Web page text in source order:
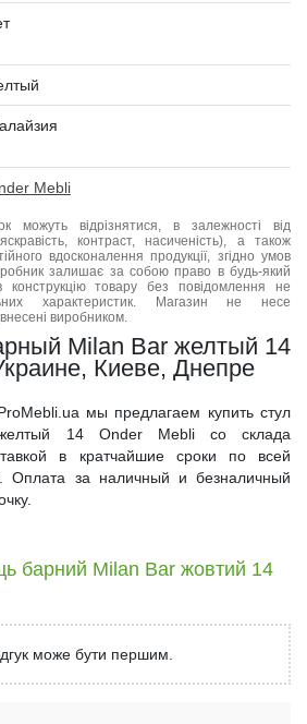
Mebli
можуть відрізнятися, в залежності від
контраст, насиченість), а також
вдосконалення продукції, згідно умов
залишає за собою право в будь-який
товару без повідомлення не
характеристик. Магазин не несе
внесені виробником.
Milan Bar желтый 14
Киеве, Днепре
мы предлагаем купить стул
14 Onder Mebli со склада
в кратчайшие сроки по всей
Оплата за наличный и безналичный
барний Milan Bar жовтий 14
може бути першим.